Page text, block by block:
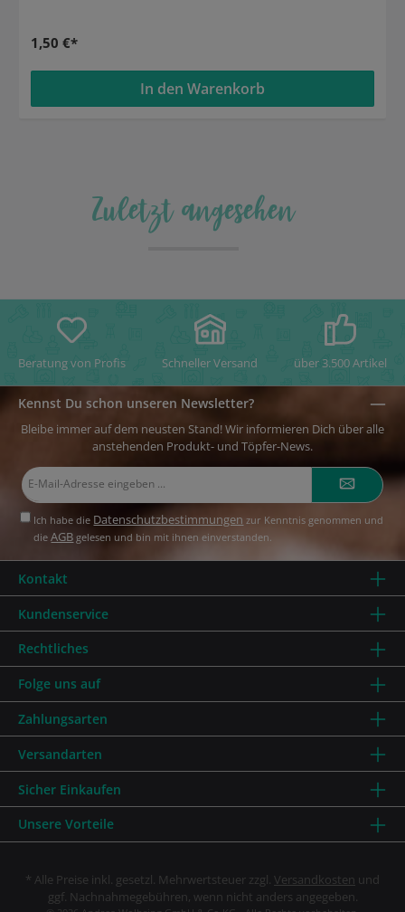
1,50 €*
In den Warenkorb
Zuletzt angesehen
Beratung von Profis Schneller Versand über 3.500 Artikel
Kennst Du schon unseren Newsletter?
Bleibe immer auf dem neusten Stand! Wir informieren Dich über alle
anstehenden Produkt- und Töpfer-News.
Ich habe die Datenschutzbestimmungen zur Kenntnis genommen und
dieAGB gelesen und bin mit ihnen einverstanden.
Kundenservice
Rechtliches
Kontakt
Zahlungsarten
Versandarten
Sicher Einkaufen
Folge uns auf
Unsere Vorteile
* Alle Preise inkl. gesetzl. Mehrwertsteuer zzgl. Versandkosten und
ggf. Nachnahmegebühren, wenn nicht anders angegeben.